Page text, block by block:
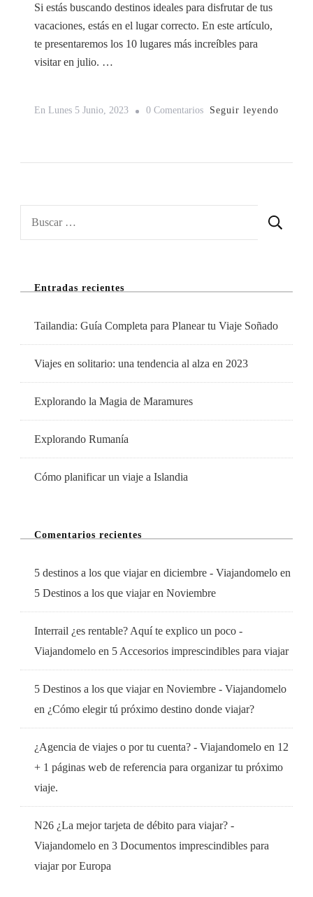
Si estás buscando destinos ideales para disfrutar de tus
vacaciones, estás en el lugar correcto. En este artículo,
te presentaremos los 10 lugares más increíbles para
visitar en julio. …
En Lunes 5 Junio, 2023 0 ComentariosEnSeguir leyendo
Entradas recientes
Tailandia: Guía Completa para Planear tu Viaje Soñado
Viajes en solitario: una tendencia al alza en 2023
Explorando la Magia de Maramures
Explorando Rumanía
Cómo planificar un viaje a Islandia
Comentarios recientes
5 destinos a los que viajar en diciembre - Viajandomelo en
5 Destinos a los que viajar en Noviembre
Interrail ¿es rentable? Aquí te explico un poco -
Viajandomelo en 5 Accesorios imprescindibles para viajar
5 Destinos a los que viajar en Noviembre - Viajandomelo
en ¿Cómo elegir tú próximo destino donde viajar?
¿Agencia de viajes o por tu cuenta? - Viajandomelo en 12
+ 1 páginas web de referencia para organizar tu próximo
viaje.
N26 ¿La mejor tarjeta de débito para viajar? -
Viajandomelo en 3 Documentos imprescindibles para
viajar por Europa